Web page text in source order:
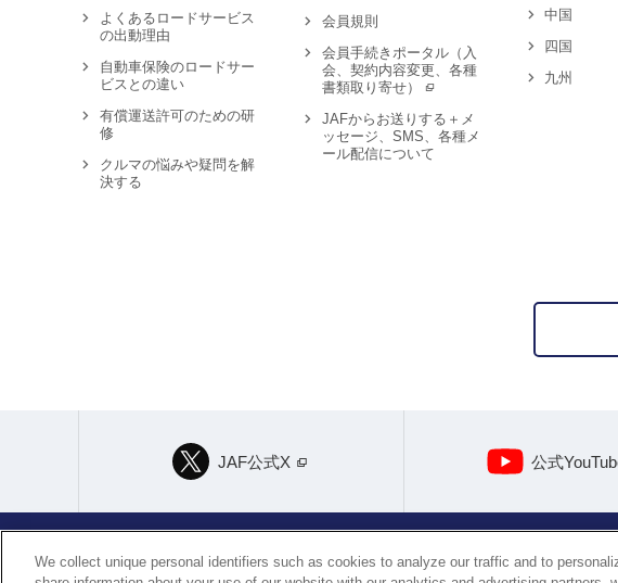
よくあるロードサービス
の出動理由
自動車保険のロードサー
ビスとの違い
有償運送許可のための研
修
クルマの悩みや疑問を解
決する
会員規則
会員手続きポータル（入
会、契約内容変更、各種
書類取り寄せ）
JAFからお送りする＋メ
ッセージ、SMS、各種メ
ール配信について
中国
四国
九州
JAF公式X 公式
個人情報保護方針 個人情報の取り扱いについて サイトポリシー
We collect unique personal identifiers such as cookies to analyze our traffic and to